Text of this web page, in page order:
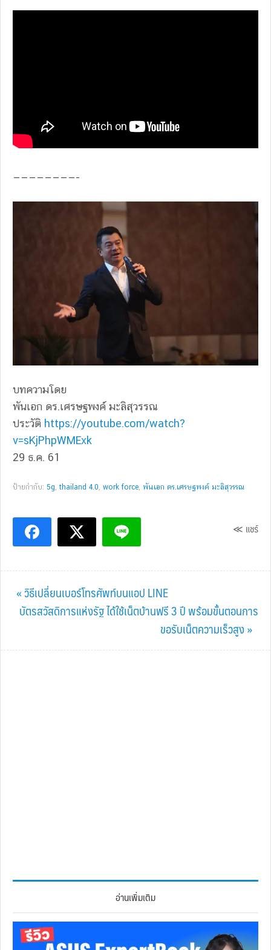
————————-
บทความโดย
พันเอก ดร.เศรษฐพงค์ มะลิสุวรรณ
ประวัติ https://youtube.com/watch?
v=sKjPhpWMExk
29 ธ.ค. 61
ป้ายกำกับ: 5g,thailand 4.0, work force, พันเอก ดร.เศรษฐพงค์ มะลิสุวรรณ
≪ แชร์
Previous
Post:
« วิธีเปลี่ยนเบอร์โทรศัพท์บนแอป LINE
Next
บัตรสวัสดิการแห่งรัฐ ได้ใช้เน็ตบ้านฟรี 3 ปี พร้อมขั้นตอนการ
ขอรับเน็ตความเร็วสูง »
อ่านเพิ่มเติม